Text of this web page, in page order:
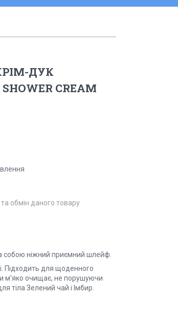
ДУК
CREAM
обмін даного товару
собою ніжний приємний шлейф.
Підходить для щоденного
м'яко очищає, не порушуючи
тіла Зелений чай і Імбир.